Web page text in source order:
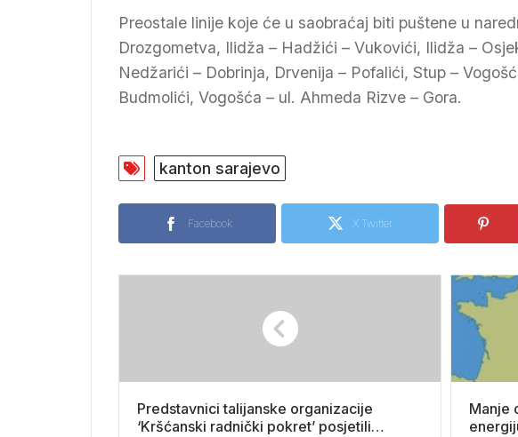
Preostale linije koje će u saobraćaj biti puštene u
Drozgometva, Ilidža – Hadžići – Vukovići, Ilidža –
Nedžarići – Dobrinja, Drvenija – Pofalići, Stup –
Budmolići, Vogošća – ul. Ahmeda Rizve – Gora.
kanton sarajevo
Facebook X Twitter
Predstavnici talijanske organizacije
‘Kršćanski radnički pokret’ posjetili
Manje